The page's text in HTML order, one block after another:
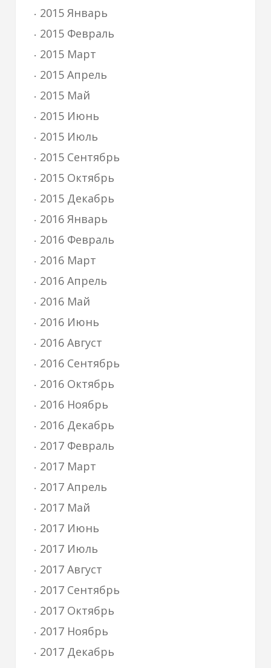
2015 Январь
2015 Февраль
2015 Март
2015 Апрель
2015 Май
2015 Июнь
2015 Июль
2015 Сентябрь
2015 Октябрь
2015 Декабрь
2016 Январь
2016 Февраль
2016 Март
2016 Апрель
2016 Май
2016 Июнь
2016 Август
2016 Сентябрь
2016 Октябрь
2016 Ноябрь
2016 Декабрь
2017 Февраль
2017 Март
2017 Апрель
2017 Май
2017 Июнь
2017 Июль
2017 Август
2017 Сентябрь
2017 Октябрь
2017 Ноябрь
2017 Декабрь